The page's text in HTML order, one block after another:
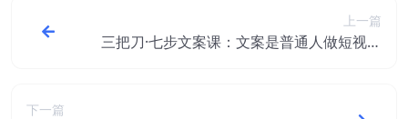
上一篇
三把刀·七步文案课：文案是普通人做短视频
下一篇